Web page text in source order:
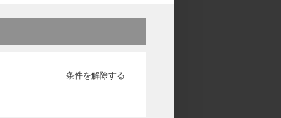
条件を解除する